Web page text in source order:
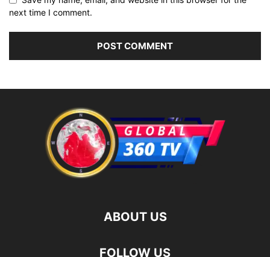
next time I comment.
ABOUT US
FOLLOW US